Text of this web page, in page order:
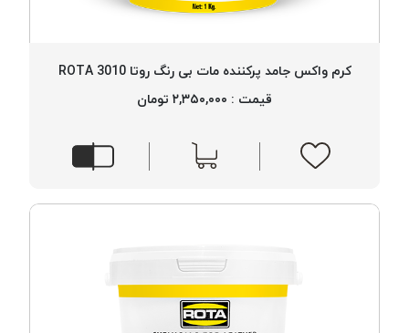
کرم واکس جامد پرکننده مات بی رنگ روتا 3010 ROTA
قیمت : ۲,۳۵۰,۰۰۰ تومان